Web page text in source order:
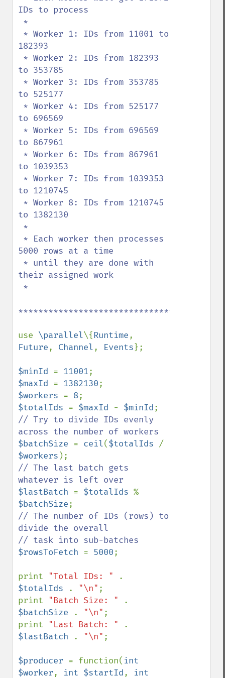
IDs to process
182393
to 353785
to 525177
to 696569
to 867961
to 1039353
to 1210745
to 1382130
5000 rows at a time
their assigned work
use \parallel\{Runtime
Future, Channel, Events};
$minId = 11001
$maxId = 1382130
$workers = 8
$totalIds = $maxId - $minId
// Try to divide IDs evenly
$batchSize = ceil($totalIds
$workers
// The last batch gets
$lastBatch = $totalIds
$batchSize
// The number of IDs (rows) to
divide the overall
$rowsToFetch = 5000;
print "Total IDs: "
$totalIds
. "\n" ;
print "Batch Size: "
$batchSize
. "\n" ;
print "Last Batch: "
$lastBatch
. "\n" ;
$producer = function( int
$worker, int $startId, int